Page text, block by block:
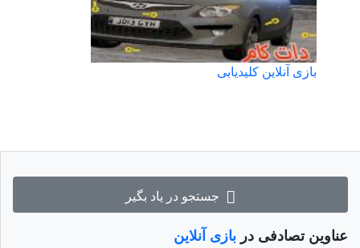
جستجو در یاد بگیر
عناوین تصادفی در بازی آنلاین
بازی آنلاین کلیدیابی